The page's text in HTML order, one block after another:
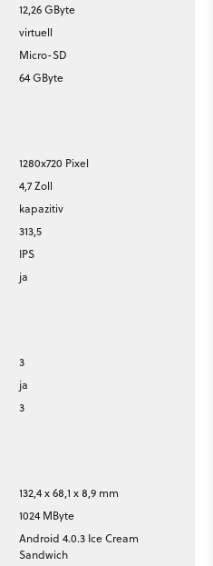
12,26 GByte
virtuell
Micro-SD
64 GByte
1280x720 Pixel
4,7 Zoll
kapazitiv
313,5
IPS
ja
3
ja
3
132,4 x 68,1 x 8,9 mm
1024 MByte
Android 4.0.3 Ice Cream
Sandwich